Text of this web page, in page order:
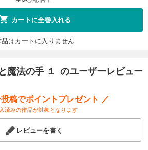
カートに全巻入れる
はカートに入りません
魔法の手 １ のユーザーレビュー
稿でポイントプレゼント ／
済みの作品が対象となります
レビューを書く